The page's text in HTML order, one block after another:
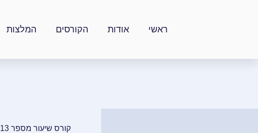
ראשי אודות הקורסים המלצות
קורס שיעור מספר 13.אישיות- מהם תכונות האופי באישיות שלך? האם היית רוצה לעבוד על עצמך? כיצד?